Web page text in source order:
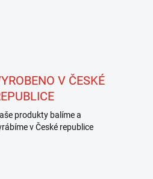
V ČESKÉ
produkty balíme a
v České republice